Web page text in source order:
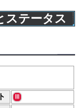
ステータス